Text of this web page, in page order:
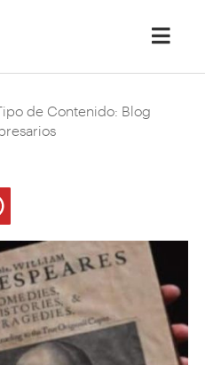
de Contenido: Blog